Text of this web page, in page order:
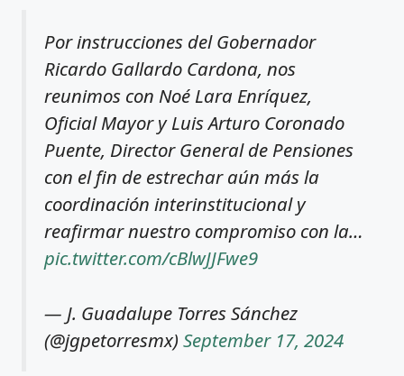
Por instrucciones del Gobernador
Ricardo Gallardo Cardona, nos
reunimos con Noé Lara Enríquez,
Oficial Mayor y Luis Arturo Coronado
Puente, Director General de Pensiones
con el fin de estrechar aún más la
coordinación interinstitucional y
reafirmar nuestro compromiso con la…
pic.twitter.com/cBlwJJFwe9
— J. Guadalupe Torres Sánchez
(@jgpetorresmx) September 17, 2024